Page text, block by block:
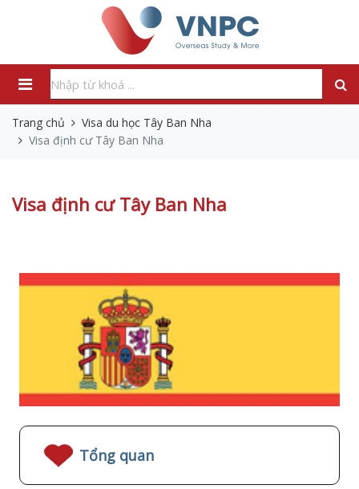
Trang chủ
Visa du học Tây Ban Nha
Visa định cư Tây Ban Nha
Visa định cư Tây Ban Nha
Tổng quan